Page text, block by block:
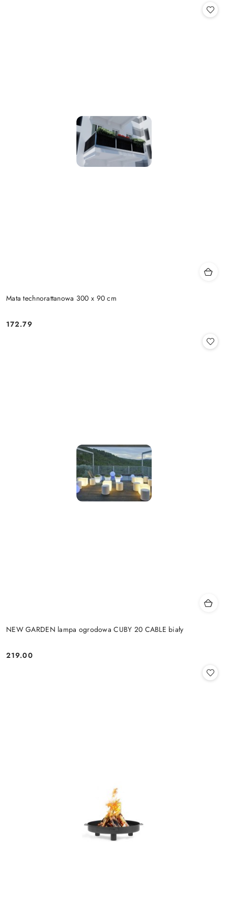
Mata technorattanowa 300 x 90 cm
Cena:
172.79
NEW GARDEN lampa ogrodowa CUBY 20 CABLE biały
Cena:
219.00